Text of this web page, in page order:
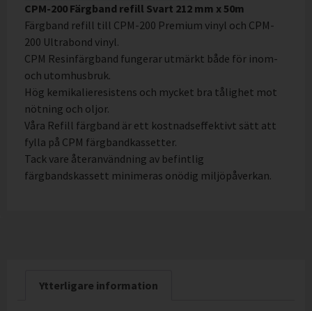
CPM-200 Färgband refill Svart 212 mm x 50m
Färgband refill till CPM-200 Premium vinyl och CPM-
200 Ultrabond vinyl.
CPM Resinfärgband fungerar utmärkt både för inom-
och utomhusbruk.
Hög kemikalieresistens och mycket bra tålighet mot
nötning och oljor.
Våra Refill färgband är ett kostnadseffektivt sätt att
fylla på CPM färgbandkassetter.
Tack vare återanvändning av befintlig
färgbandskassett minimeras onödig miljöpåverkan.
Ytterligare information